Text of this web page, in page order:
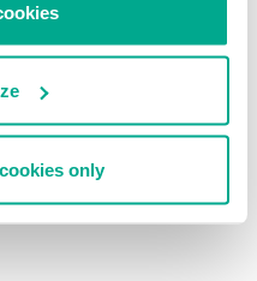
only
triplicado durante los primeros
meses de este año